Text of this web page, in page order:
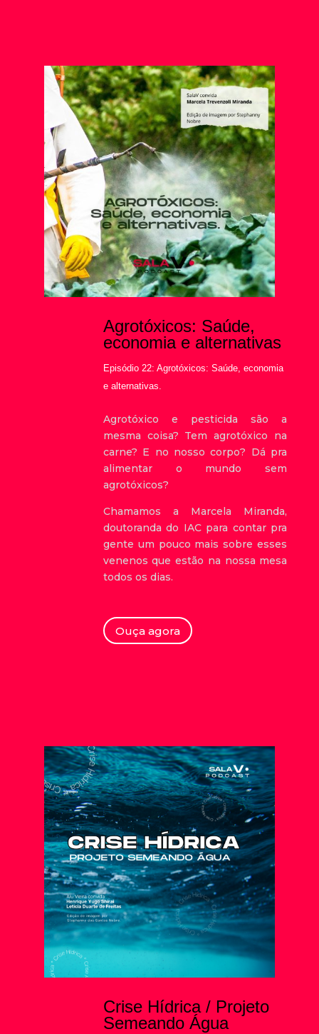
Agrotóxicos: Saúde,
economia e alternativas
Episódio 22: Agrotóxicos: Saúde, economia
e alternativas.
Agrotóxico e pesticida são a
mesma coisa? Tem agrotóxico na
carne? E no nosso corpo? Dá pra
alimentar o mundo sem
agrotóxicos?
Chamamos a Marcela Miranda,
doutoranda do IAC para contar pra
gente um pouco mais sobre esses
venenos que estão na nossa mesa
todos os dias.
Ouça agora
Crise Hídrica / Projeto
Semeando Água